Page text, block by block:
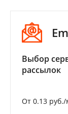
Выбор
рассылок
От 0.13